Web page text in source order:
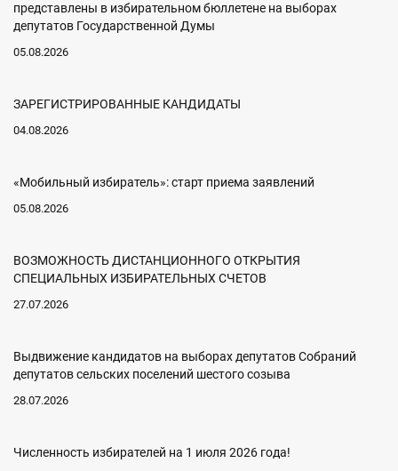
представлены в избирательном бюллетене на выборах
депутатов Государственной Думы
05.08.2026
ЗАРЕГИСТРИРОВАННЫЕ КАНДИДАТЫ
04.08.2026
«Мобильный избиратель»: старт приема заявлений
05.08.2026
ВОЗМОЖНОСТЬ ДИСТАНЦИОННОГО ОТКРЫТИЯ
СПЕЦИАЛЬНЫХ ИЗБИРАТЕЛЬНЫХ СЧЕТОВ
27.07.2026
Выдвижение кандидатов на выборах депутатов Собраний
депутатов сельских поселений шестого созыва
28.07.2026
Численность избирателей на 1 июля 2026 года!